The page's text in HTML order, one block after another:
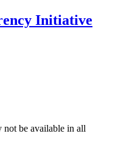
Initiative
not be available in all